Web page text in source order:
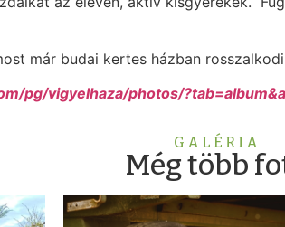
már budai kertes házban
pg/vigyelhaza/photos/
GALÉRIA
Még több